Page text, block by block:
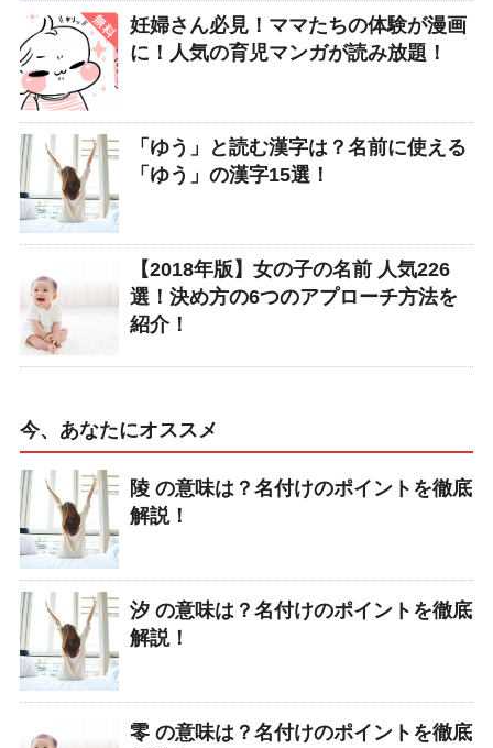
妊婦さん必見！ママたちの体験が漫画
に！人気の育児マンガが読み放題！
「ゆう」と読む漢字は？名前に使える
「ゆう」の漢字15選！
【2018年版】女の子の名前 人気226
選！決め方の6つのアプローチ方法を
紹介！
今、あなたにオススメ
陵 の意味は？名付けのポイントを徹底
解説！
汐 の意味は？名付けのポイントを徹底
解説！
零 の意味は？名付けのポイントを徹底